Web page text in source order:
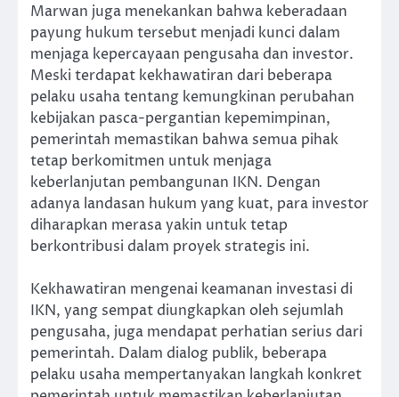
Marwan juga menekankan bahwa keberadaan
payung hukum tersebut menjadi kunci dalam
menjaga kepercayaan pengusaha dan investor.
Meski terdapat kekhawatiran dari beberapa
pelaku usaha tentang kemungkinan perubahan
kebijakan pasca-pergantian kepemimpinan,
pemerintah memastikan bahwa semua pihak
tetap berkomitmen untuk menjaga
keberlanjutan pembangunan IKN. Dengan
adanya landasan hukum yang kuat, para investor
diharapkan merasa yakin untuk tetap
berkontribusi dalam proyek strategis ini.
Kekhawatiran mengenai keamanan investasi di
IKN, yang sempat diungkapkan oleh sejumlah
pengusaha, juga mendapat perhatian serius dari
pemerintah. Dalam dialog publik, beberapa
pelaku usaha mempertanyakan langkah konkret